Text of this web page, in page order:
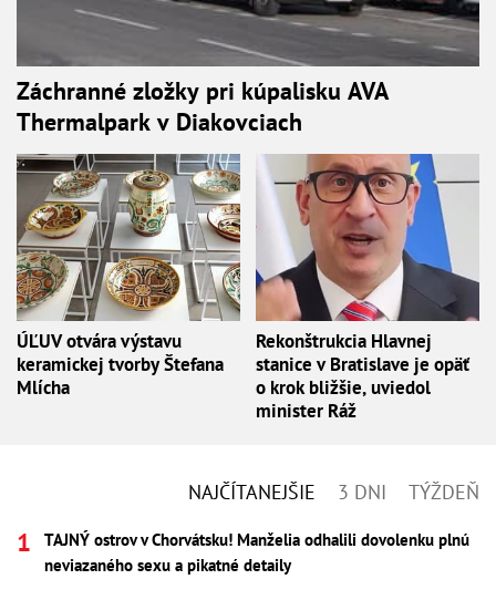
Záchranné zložky pri kúpalisku AVA
Thermalpark v Diakovciach
ÚĽUV otvára výstavu
keramickej tvorby Štefana
Mlícha
Rekonštrukcia Hlavnej
stanice v Bratislave je opäť
o krok bližšie, uviedol
minister Ráž
NAJČÍTANEJŠIE 3 DNI TÝŽDEŇ
TAJNÝ ostrov v Chorvátsku! Manželia odhalili dovolenku plnú
neviazaného sexu a pikatné detaily